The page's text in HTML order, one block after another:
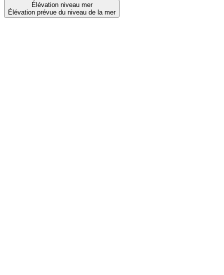
Élévation niveau mer
Élévation prévue du niveau de la mer